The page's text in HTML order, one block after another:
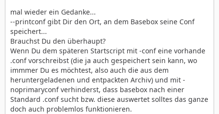
mal wieder ein Gedanke...
--printconf gibt Dir den Ort, an dem Basebox seine Conf
speichert...
Brauchst Du den überhaupt?
Wenn Du dem späteren Startscript mit -conf eine vorhande
.conf vorschreibst (die ja auch gespeichert sein kann, wo
immmer Du es möchtest, also auch die aus dem
heruntergeladenen und entpackten Archiv) und mit -
noprimaryconf verhinderst, dass basebox nach einer
Standard .conf sucht bzw. diese auswertet solltes das ganze
doch auch problemlos funktionieren.